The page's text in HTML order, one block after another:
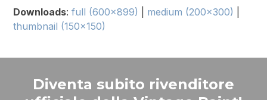
Downloads:full (600x899) medium (200x300)
thumbnail (150x150)
Diventa subito rivenditore